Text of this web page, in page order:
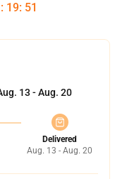
: 19: 50
13 - Aug. 20
Delivered
Aug. 13 - Aug. 20